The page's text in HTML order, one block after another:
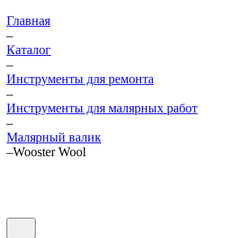
Главная
–
Каталог
–
Инструменты для ремонта
–
Инструменты для малярных работ
–
Малярный валик
–Wooster Wool